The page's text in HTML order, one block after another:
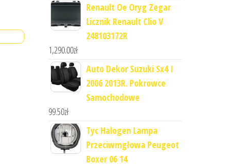
Renault Oe Oryg Zegar
Licznik Renault Clio V
248103172R
1,290.00zł
Auto Dekor Suzuki Sx4 I
2006 2013R. Pokrowce
Samochodowe
99.50zł
Tyc Halogen Lampa
Przeciwmgłowa Peugeot
Boxer 06 14